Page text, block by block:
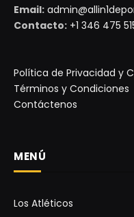
Email:
Contacto: +1 346 475
Política de Privacidad y
Términos y Condiciones
Contáctenos
MENÚ
Los Atléticos